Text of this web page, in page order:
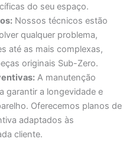
do seu espaço.
Nossos técnicos estão
qualquer problema,
até as mais complexas,
originais Sub-Zero.
A manutenção
garantir a longevidade e
Oferecemos planos de
adaptados às
cliente.